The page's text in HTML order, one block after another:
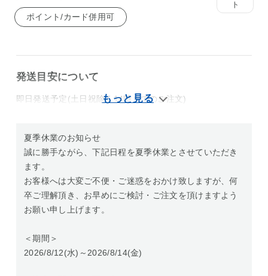
ポイント/カード併用可
発送目安について
即日発送予定(土日祝除く14時までのご注文)
夏季休業のお知らせ
誠に勝手ながら、下記日程を夏季休業とさせていただき
ます。
お客様へは大変ご不便・ご迷惑をおかけ致しますが、何
卒ご理解頂き、お早めにご検討・ご注文を頂けますよう
お願い申し上げます。
＜期間＞
2026/8/12(水)～2026/8/14(金)